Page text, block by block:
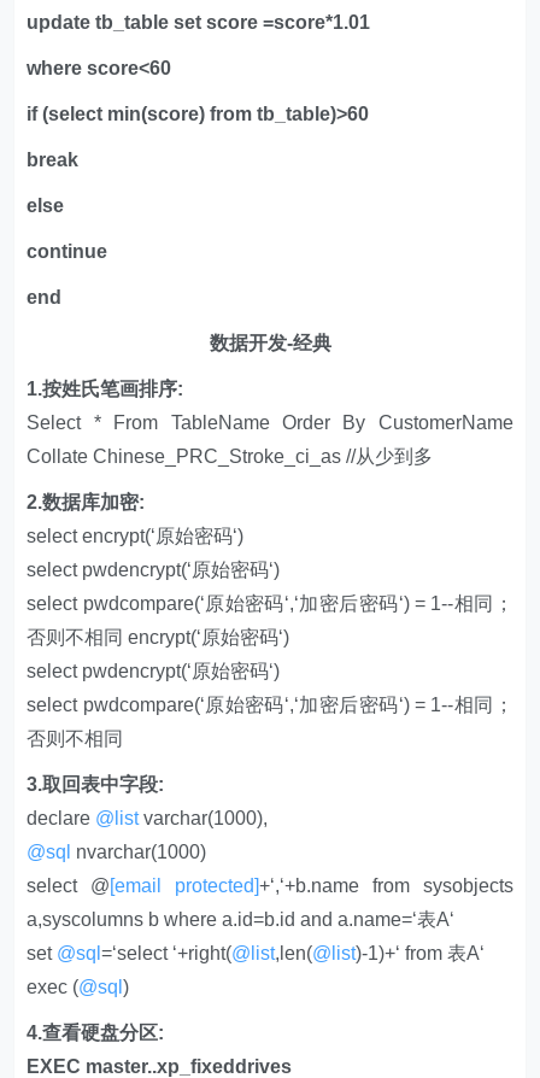
update tb_table set score =score*1.01
where score<60
if (select min(score) from tb_table)>60
break
else
continue
end
数据开发-经典
1.按姓氏笔画排序:
Select * From TableName Order By CustomerName
Collate Chinese_PRC_Stroke_ci_as //从少到多
2.数据库加密:
select encrypt(‘原始密码‘)
select pwdencrypt(‘原始密码‘)
select pwdcompare(‘原始密码‘,‘加密后密码‘) = 1--相同；
否则不相同 encrypt(‘原始密码‘)
select pwdencrypt(‘原始密码‘)
select pwdcompare(‘原始密码‘,‘加密后密码‘) = 1--相同；
否则不相同
3.取回表中字段:
declare @listvarchar(1000),
@sql nvarchar(1000)
select @[email protected]+‘,‘+b.name from sysobjects
a,syscolumns b where a.id=b.id and a.name=‘表A‘
set @sql=‘select ‘+right(@list,len(@list)-1)+‘ from 表A‘
exec (@sql)
4.查看硬盘分区:
EXEC master..xp_fixeddrives